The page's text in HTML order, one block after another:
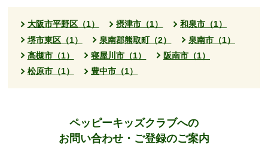
大阪市平野区（1） 摂津市（1）
和泉市（1）
堺市東区（1）
泉南郡熊取町（2）
泉南市（1）
高槻市（1）
寝屋川市（1）
阪南市（1）
松原市（1）
豊中市（1）
ペッピーキッズクラブへの
お問い合わせ・ご登録のご案内